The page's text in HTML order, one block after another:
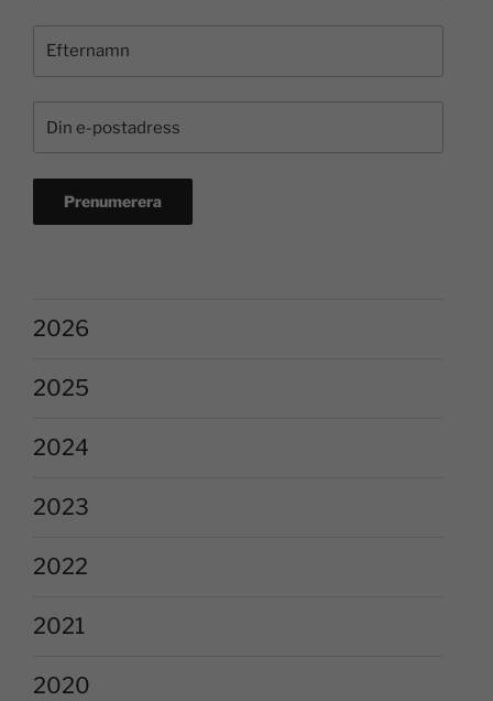
2026
2025
2024
2023
2022
2021
2020